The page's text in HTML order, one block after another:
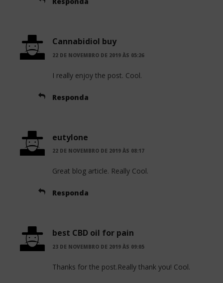
Cannabidiol buy
22 DE NOVEMBRO DE 2019 ÀS 05:26
I really enjoy the post. Cool.
Responda
eutylone
22 DE NOVEMBRO DE 2019 ÀS 08:17
Great blog article. Really Cool.
Responda
best CBD oil for pain
23 DE NOVEMBRO DE 2019 ÀS 09:05
Thanks for the post.Really thank you! Cool.